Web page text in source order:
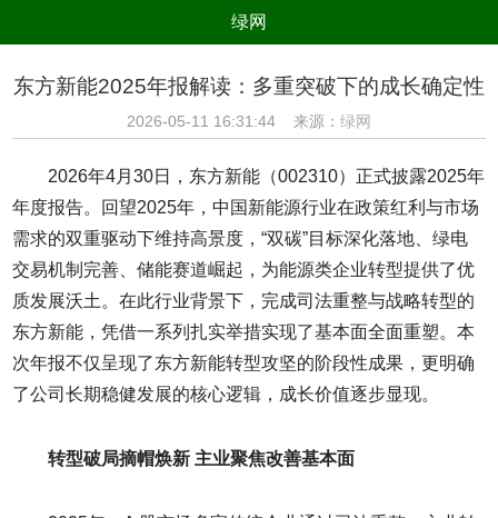
绿网
健康
时尚 家居 新技术 新能源
环境保护 节能减排 绿色产业 污染防治
东方新能2025年报解读：多重突破下的成长确定性
2026-05-11 16:31:44 来源： 绿网
2026年4月30日，东方新能（002310）正式披露2025年
年度报告。回望2025年，中国新能源行业在政策红利与市场
需求的双重驱动下维持高景度，“双碳”目标深化落地、绿电
交易机制完善、储能赛道崛起，为能源类企业转型提供了优
质发展沃土。在此行业背景下，完成司法重整与战略转型的
东方新能，凭借一系列扎实举措实现了基本面全面重塑。本
次年报不仅呈现了东方新能转型攻坚的阶段性成果，更明确
了公司长期稳健发展的核心逻辑，成长价值逐步显现。
转型破局摘帽焕新 主业聚焦改善基本面